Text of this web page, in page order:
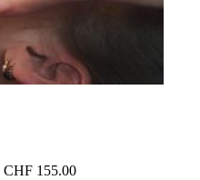
CHF 155.00